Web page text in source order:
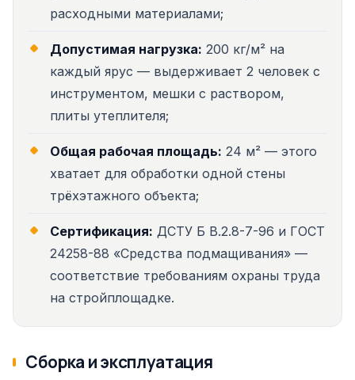
расходными материалами;
Допустимая нагрузка: 200 кг/м² на
каждый ярус — выдерживает 2 человек с
инструментом, мешки с раствором,
плиты утеплителя;
Общая рабочая площадь: 24 м² — этого
хватает для обработки одной стены
трёхэтажного объекта;
Сертификация: ДСТУ Б В.2.8-7-96 и ГОСТ
24258-88 «Средства подмащивания» —
соответствие требованиям охраны труда
на стройплощадке.
Сборка и эксплуатация